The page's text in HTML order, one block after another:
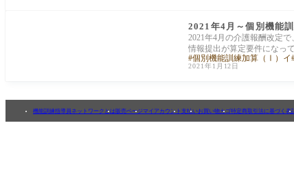
2021年4月～個別機能
2021年4月の介護報酬改定
情報提出が算定要件になっ
個別機能訓練加算（Ⅰ）イ
2021年1月12日
機能訓練指導員ネットワークとは販売ページマイアカウント 支払いお買い物カゴ特定商取引法に基づく表